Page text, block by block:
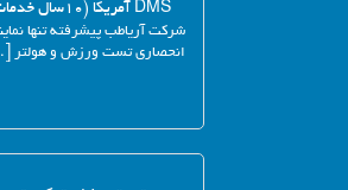
DMS آمریکا (۱۰سال خدمات)
شرکت آریاطب پیشرفته تنها
انحصاری تست ورزش و هولتر